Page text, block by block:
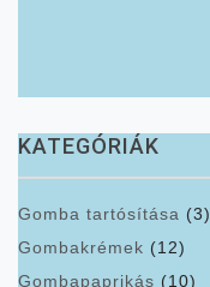
KATEGÓRIÁK
Gomba tartósítása (3)
Gombakrémek (12)
Gombapaprikás (10)